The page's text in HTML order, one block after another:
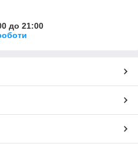
до 21:00